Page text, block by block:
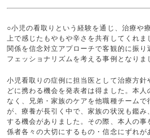
○小児の看取りという経験を通じ、治療や
上で感じたもやもや辛さを共有してくれま
関係を信念対立アプローチで客観的に振り
フェッショナリズムを考える事例となりま
小児看取りの症例に担当医として治療方針
どに携わる機会を発表者は得ました。本人
なく、兄弟・家族のケアを他職種チームで
が、療養が長引く中で、家族の状況も鑑み
する機会がありました。その際、本人の事
係者各々の大切にするもの・信念にずれが